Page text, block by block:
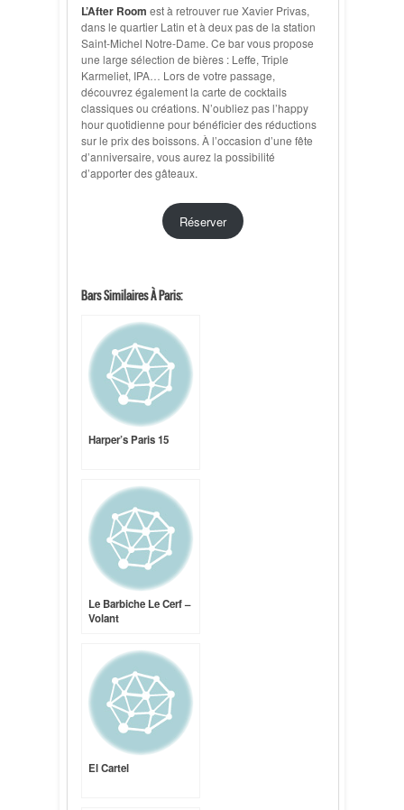
L’After Room est à retrouver rue Xavier Privas,
dans le quartier Latin et à deux pas de la station
Saint-Michel Notre-Dame. Ce bar vous propose
une large sélection de bières : Leffe, Triple
Karmeliet, IPA… Lors de votre passage,
découvrez également la carte de cocktails
classiques ou créations. N’oubliez pas l’happy
hour quotidienne pour bénéficier des réductions
sur le prix des boissons. À l’occasion d’une fête
d’anniversaire, vous aurez la possibilité
d’apporter des gâteaux.
Réserver
Bars Similaires À Paris:
Harper’s Paris 15
Le Barbiche Le Cerf –
Volant
El Cartel